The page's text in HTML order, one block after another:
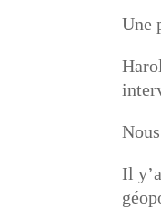
Une
Il